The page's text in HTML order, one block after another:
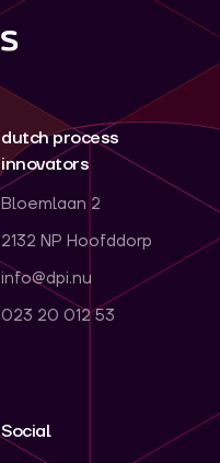
dutch process
innovators
Bloemlaan 2
2132 NP Hoofddorp
info@dpi.nu
023 20 012 53
Social